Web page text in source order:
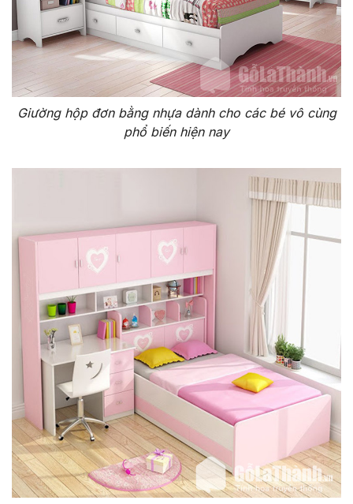
Giường hộp đơn bằng nhựa dành cho các bé vô cùng
phổ biến hiện nay